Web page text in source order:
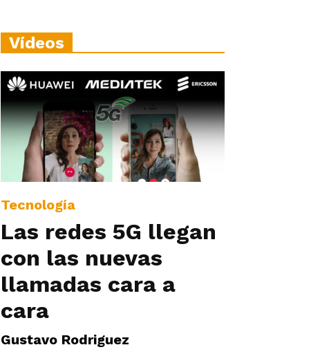
Vídeos
Tecnología
Las redes 5G llegan
con las nuevas
llamadas cara a
cara
Gustavo Rodriguez